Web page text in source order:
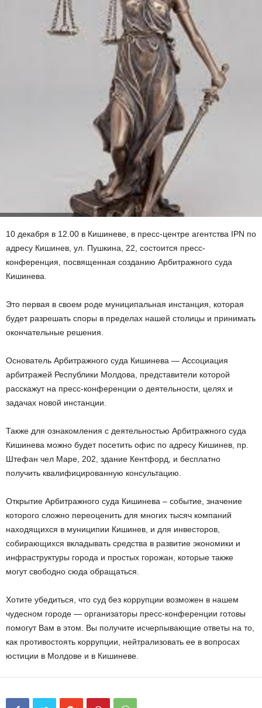
10 декабря в 12.00 в Кишиневе, в пресс-центре агентства IPN по
адресу Кишинев, ул. Пушкина, 22, состоится пресс-
конференция, посвященная созданию Арбитражного суда
Кишинева.
Это первая в своем роде муниципальная инстанция, которая
будет разрешать споры в пределах нашей столицы и принимать
окончательные решения.
Основатель Арбитражного суда Кишинева — Ассоциация
арбитражей Республики Молдова, представители которой
расскажут на пресс-конференции о деятельности, целях и
задачах новой инстанции.
Также для ознакомления с деятельностью Арбитражного суда
Кишинева можно будет посетить офис по адресу Кишинев, пр.
Штефан чел Маре, 202, здание Кентфорд, и бесплатно
получить квалифицированную консультацию.
Открытие Арбитражного суда Кишинева – событие, значение
которого сложно переоценить для многих тысяч компаний
находящихся в муниципии Кишинев, и для инвесторов,
собирающихся вкладывать средства в развитие экономики и
инфраструктуры города и простых горожан, которые также
могут свободно сюда обращаться.
Хотите убедиться, что суд без коррупции возможен в нашем
чудесном городе — организаторы пресс-конференции готовы
помогут Вам в этом. Вы получите исчерпывающие ответы на то,
как противостоять коррупции, нейтрализовать ее в вопросах
юстиции в Молдове и в Кишиневе.